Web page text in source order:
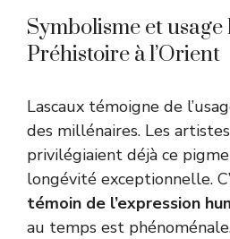
Symbolisme et
Préhistoire à l’Orient
Lascaux témoigne de
des millénaires. Les
privilégiaient déjà ce
longévité exceptionnelle.
témoin de l’expression
au temps est